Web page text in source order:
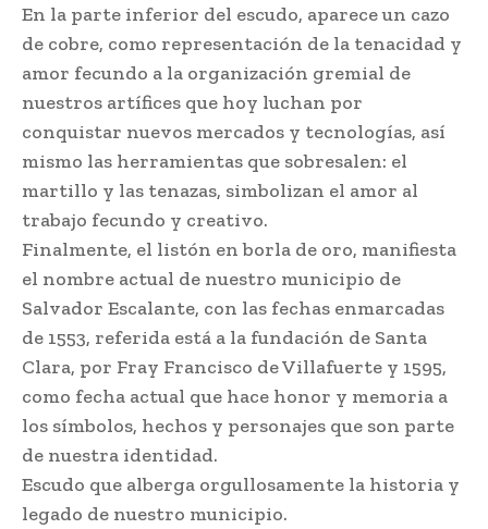
En la parte inferior del escudo, aparece un cazo
de cobre, como representación de la tenacidad y
amor fecundo a la organización gremial de
nuestros artífices que hoy luchan por
conquistar nuevos mercados y tecnologías, así
mismo las herramientas que sobresalen: el
martillo y las tenazas, simbolizan el amor al
trabajo fecundo y creativo.
Finalmente, el listón en borla de oro, manifiesta
el nombre actual de nuestro municipio de
Salvador Escalante, con las fechas enmarcadas
de 1553, referida está a la fundación de Santa
Clara, por Fray Francisco de Villafuerte y 1595,
como fecha actual que hace honor y memoria a
los símbolos, hechos y personajes que son parte
de nuestra identidad.
Escudo que alberga orgullosamente la historia y
legado de nuestro municipio.